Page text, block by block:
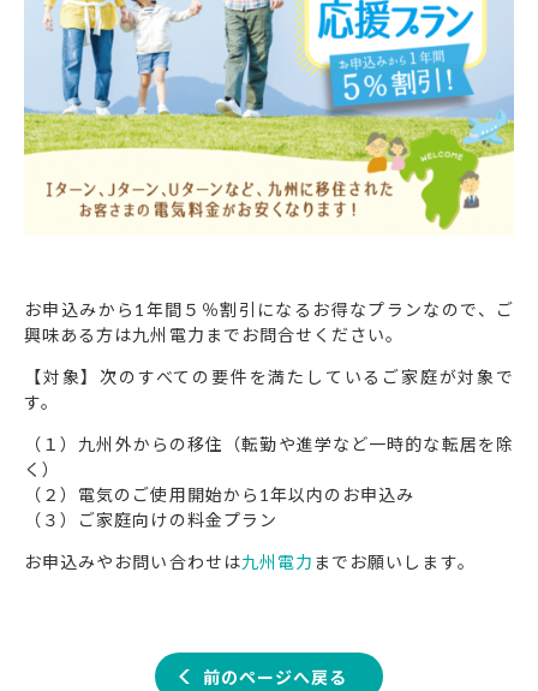
お申込みから1年間５％割引になるお得なプランなので、ご
興味ある方は九州電力までお問合せください。
【対象】次のすべての要件を満たしているご家庭が対象で
す。
（１）九州外からの移住（転勤や進学など一時的な転居を除
く）
（２）電気のご使用開始から1年以内のお申込み
（３）ご家庭向けの料金プラン
お申込みやお問い合わせは九州電力 までお願いします。
前のページへ戻る